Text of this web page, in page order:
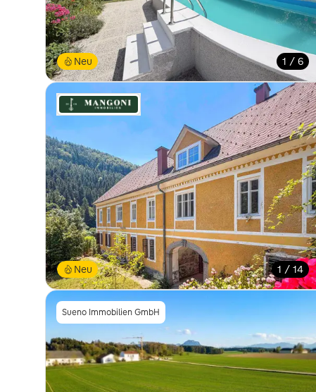
1 / 6
Neu
1 / 14
Neu
Sueno Immobilien GmbH